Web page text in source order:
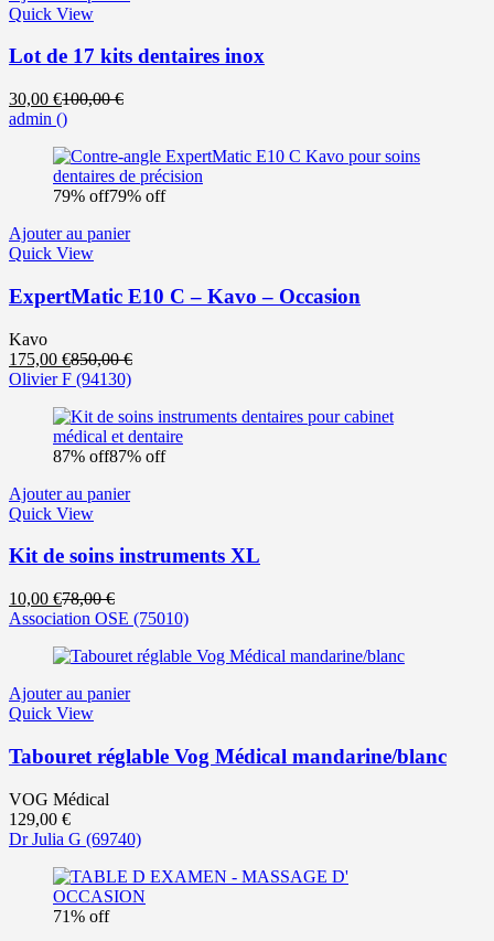
Quick View
Lot de 17 kits dentaires inox
30,00 €Le
prix
est :
30,00 €.
100,00€Le
était :
100,00 €.
admin ()
79% off79% off
Ajouter au panier
Quick View
ExpertMatic E10 C – Kavo – Occasion
Kavo
175,00 €Le
prix
est :
175,00 €.
850,00€Le
était :
850,00 €.
Olivier F (94130)
87% off87% off
Ajouter au panier
Quick View
Kit de soins instruments XL
10,00 €Le
prix
est :
78,00€Le
prix
était :
Association OSE (75010)
Ajouter au panier
Quick View
Tabouret réglable Vog Médical mandarine/blanc
VOG Médical
129,00 €
Dr Julia G (69740)
71% off